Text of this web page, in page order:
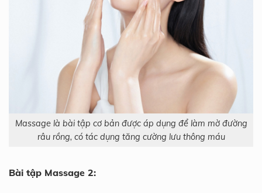
Massage là bài tập cơ bản được áp dụng để làm mờ đường
râu rồng, có tác dụng tăng cường lưu thông máu
Bài tập Massage 2: